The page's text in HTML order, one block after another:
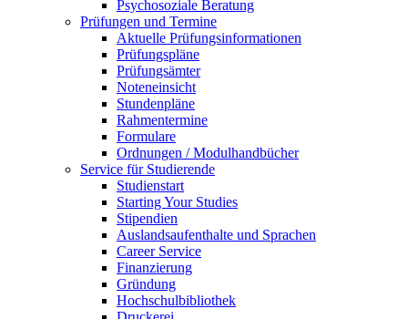
Psychosoziale Beratung
Prüfungen und Termine
Aktuelle Prüfungsinformationen
Prüfungspläne
Prüfungsämter
Noteneinsicht
Stundenpläne
Rahmentermine
Formulare
Ordnungen / Modulhandbücher
Service für Studierende
Studienstart
Starting Your Studies
Stipendien
Auslandsaufenthalte und Sprachen
Career Service
Finanzierung
Gründung
Hochschulbibliothek